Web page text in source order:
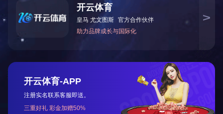
光电显示
AOI与软件服务